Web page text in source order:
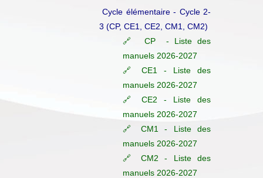
Cycle élémentaire - Cycle 2-
3 (CP, CE1, CE2, CM1, CM2)
🔗 CP - Liste des
manuels 2026-2027
🔗 CE1 - Liste des
manuels 2026-2027
🔗 CE2 - Liste des
manuels 2026-2027
🔗 CM1 - Liste des
manuels 2026-2027
🔗 CM2 - Liste des
manuels 2026-2027